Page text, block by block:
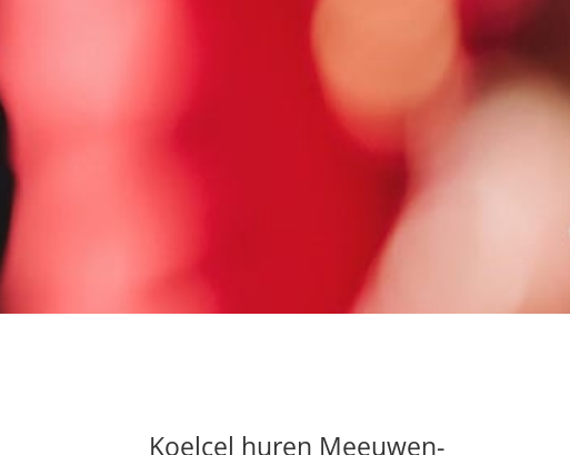
Koelcel huren Meeuwen-